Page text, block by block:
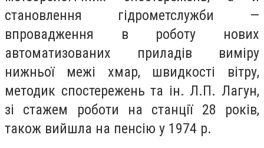
становлення гідрометслужби —
впровадження в роботу нових
автоматизованих приладів виміру
нижньої межі хмар, швидкості вітру,
методик спостережень та ін. Л.П. Лагун,
зі стажем роботи на станції 28 років,
також вийшла на пенсію у 1974 р.